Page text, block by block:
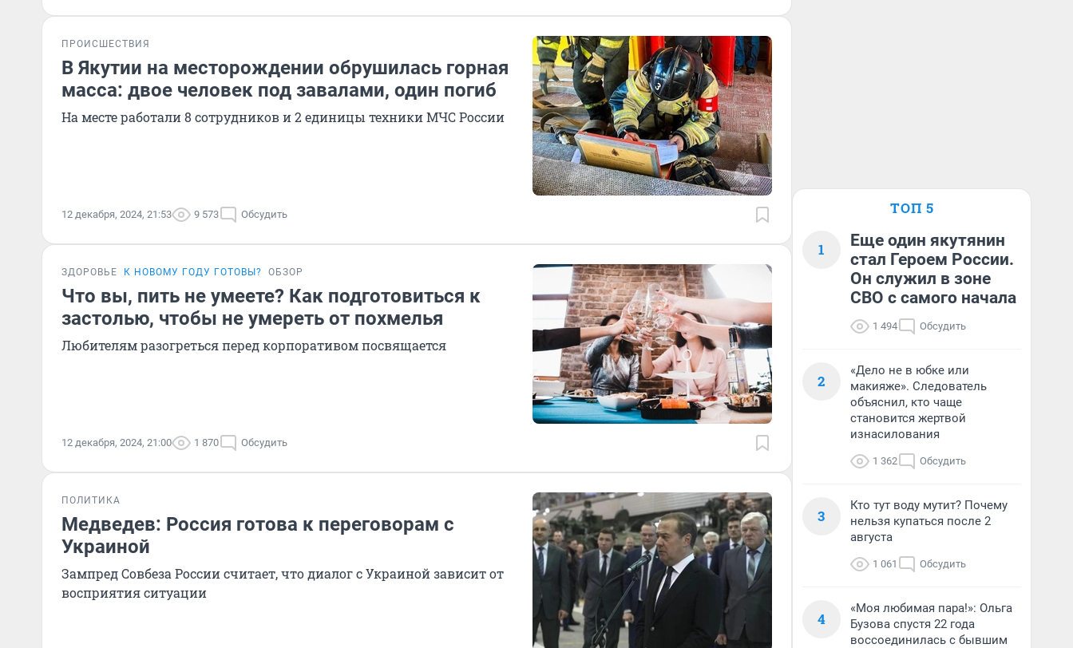
ПРОИСШЕСТВИЯ
В Якутии на месторождении обрушилась горная
масса: двое человек под завалами, один погиб
На месте работали 8 сотрудников и 2 единицы техники МЧС России
12 декабря, 2024, 21:53 9 573 Обсудить
ЗДОРОВЬЕ К НОВОМУ ГОДУ ГОТОВЫ? ОБЗОР
Что вы, пить не умеете? Как подготовиться к
застолью, чтобы не умереть от похмелья
Любителям разогреться перед корпоративом посвящается
12 декабря, 2024, 21:00 1 870 Обсудить
ПОЛИТИКА
Медведев: Россия готова к переговорам с
Украиной
Зампред Совбеза России считает, что диалог с Украиной зависит от
восприятия ситуации
ТОП 5
1
Еще один якутянин
стал Героем России.
Он служил в зоне
СВО с самого начала
1 494 Обсудить
2
«Дело не в юбке или
макияже». Следователь
объяснил, кто чаще
становится жертвой
изнасилования
1 362 Обсудить
3
Кто тут воду мутит? Почему
нельзя купаться после 2
августа
1 061 Обсудить
4
«Моя любимая пара!»: Ольга
Бузова спустя 22 года
воссоединилась с бывшим